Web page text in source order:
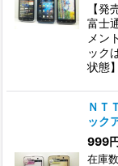
【
富士
メン
ック
状態
ＮＴ
ック
999
在庫